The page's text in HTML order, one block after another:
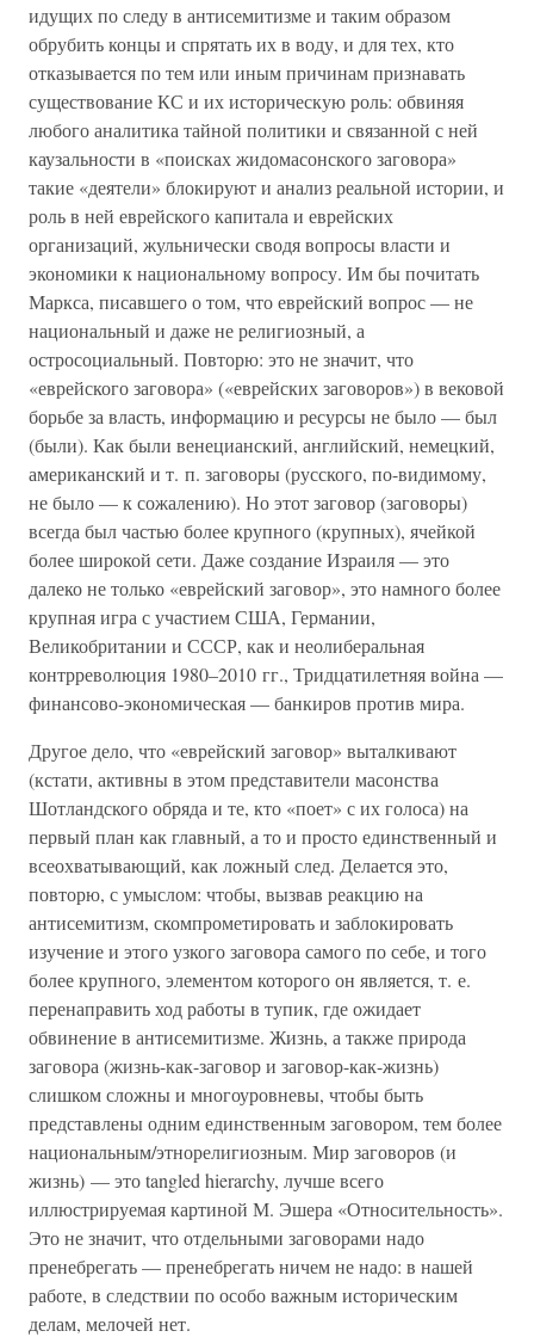
идущих по следу в антисемитизме и таким образом
обрубить концы и спрятать их в воду, и для тех, кто
отказывается по тем или иным причинам признавать
существование КС и их историческую роль: обвиняя
любого аналитика тайной политики и связанной с ней
каузальности в «поисках жидомасонского заговора»
такие «деятели» блокируют и анализ реальной истории, и
роль в ней еврейского капитала и еврейских
организаций, жульнически сводя вопросы власти и
экономики к национальному вопросу. Им бы почитать
Маркса, писавшего о том, что еврейский вопрос — не
национальный и даже не религиозный, а
остросоциальный. Повторю: это не значит, что
«еврейского заговора» («еврейских заговоров») в вековой
борьбе за власть, информацию и ресурсы не было — был
(были). Как были венецианский, английский, немецкий,
американский и т. п. заговоры (русского, по-видимому,
не было — к сожалению). Но этот заговор (заговоры)
всегда был частью более крупного (крупных), ячейкой
более широкой сети. Даже создание Израиля — это
далеко не только «еврейский заговор», это намного более
крупная игра с участием США, Германии,
Великобритании и СССР, как и неолиберальная
контрреволюция 1980–2010 гг., Тридцатилетняя война —
финансово-экономическая — банкиров против мира.
Другое дело, что «еврейский заговор» выталкивают
(кстати, активны в этом представители масонства
Шотландского обряда и те, кто «поет» с их голоса) на
первый план как главный, а то и просто единственный и
всеохватывающий, как ложный след. Делается это,
повторю, с умыслом: чтобы, вызвав реакцию на
антисемитизм, скомпрометировать и заблокировать
изучение и этого узкого заговора самого по себе, и того
более крупного, элементом которого он является, т. е.
перенаправить ход работы в тупик, где ожидает
обвинение в антисемитизме. Жизнь, а также природа
заговора (жизнь-как-заговор и заговор-как-жизнь)
слишком сложны и многоуровневы, чтобы быть
представлены одним единственным заговором, тем более
национальным/этнорелигиозным. Мир заговоров (и
жизнь) — это tangled hierarchy, лучше всего
иллюстрируемая картиной М. Эшера «Относительность».
Это не значит, что отдельными заговорами надо
пренебрегать — пренебрегать ничем не надо: в нашей
работе, в следствии по особо важным историческим
делам, мелочей нет.